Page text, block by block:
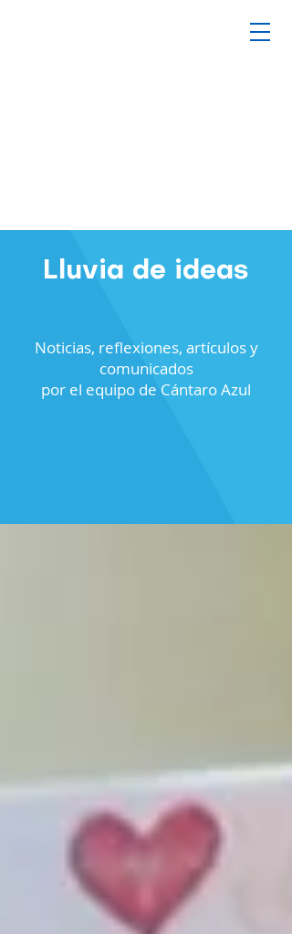
Lluvia de ideas
Noticias, reflexiones, artículos y
comunicados
por el equipo de Cántaro Azul